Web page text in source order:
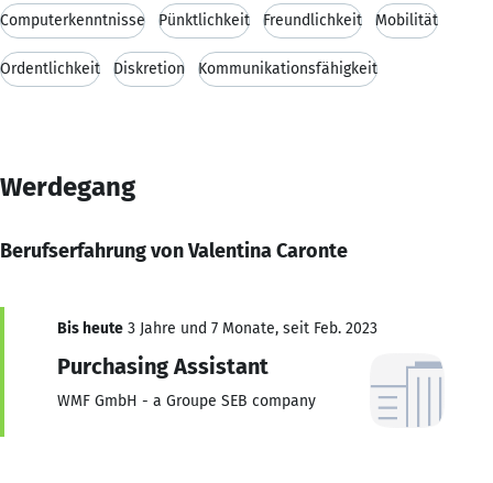
Computerkenntnisse Pünktlichkeit Freundlichkeit Mobilität
Ordentlichkeit Diskretion Kommunikationsfähigkeit
Werdegang
Berufserfahrung von Valentina Caronte
Bis heute 3 Jahre und 7 Monate, seit Feb. 2023
Purchasing Assistant
WMF GmbH - a Groupe SEB company